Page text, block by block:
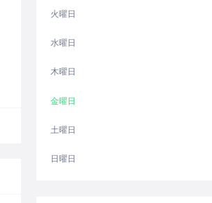
火曜日
水曜日
木曜日
金曜日
土曜日
日曜日